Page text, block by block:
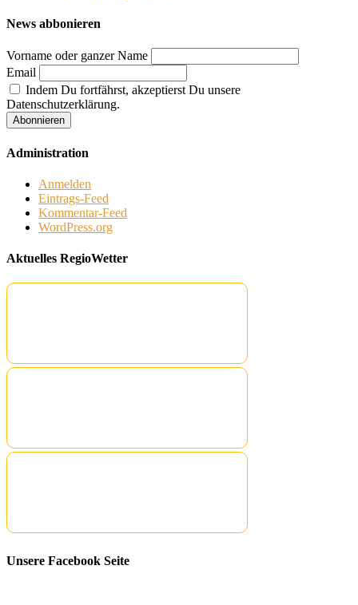
News abbonieren
Vorname oder ganzer Name
Email
Indem Du fortfährst, akzeptierst Du unsere
Datenschutzerklärung.
Administration
Anmelden
Eintrags-Feed
Kommentar-Feed
WordPress.org
Aktuelles RegioWetter
Unsere Facebook Seite